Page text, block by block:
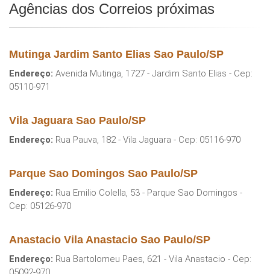
Agências dos Correios próximas
Mutinga Jardim Santo Elias Sao Paulo/SP
Endereço: Avenida Mutinga, 1727 - Jardim Santo Elias - Cep:
05110-971
Vila Jaguara Sao Paulo/SP
Endereço: Rua Pauva, 182 - Vila Jaguara - Cep: 05116-970
Parque Sao Domingos Sao Paulo/SP
Endereço: Rua Emilio Colella, 53 - Parque Sao Domingos -
Cep: 05126-970
Anastacio Vila Anastacio Sao Paulo/SP
Endereço: Rua Bartolomeu Paes, 621 - Vila Anastacio - Cep: